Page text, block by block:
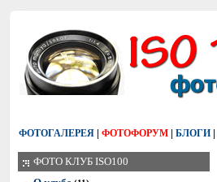
ФОТОГАЛЕРЕЯ | ФОТОФОРУМ | БЛОГИ |
ФОТО КЛУБ ISO100